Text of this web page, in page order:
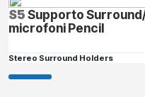
S5Supporto
microfoni Pencil
Stereo Surround Holders